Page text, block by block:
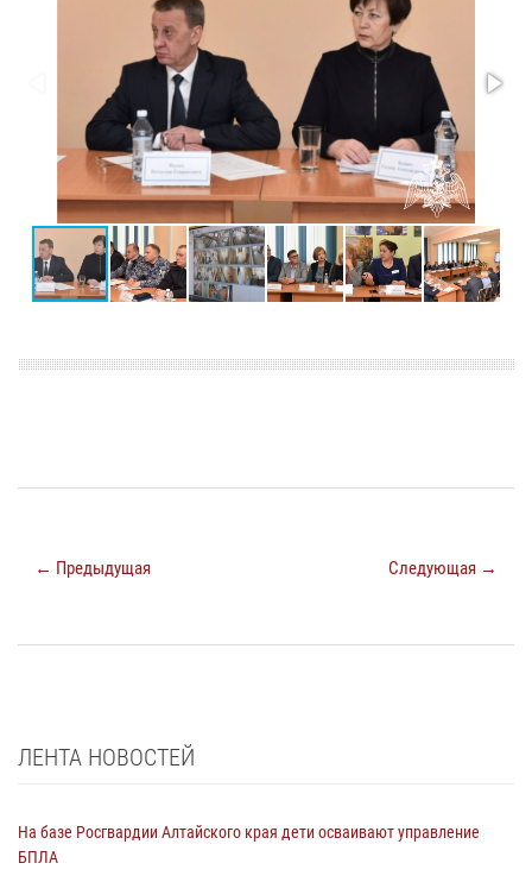
← Предыдущая Следующая →
ЛЕНТА НОВОСТЕЙ
На базе Росгвардии Алтайского края дети осваивают управление
БПЛА